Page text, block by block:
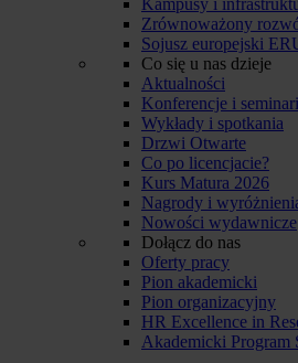
Zrównoważony
Sojusz europejski
Co się u nas dzieje
Aktualności
Konferencje i
Wykłady i spotkania
Drzwi Otwarte
Co po licencjacie?
Kurs Matura 2026
Nagrody i
Nowości wydawnicze
Dołącz do nas
Oferty pracy
Pion akademicki
Pion organizacyjny
HR Excellence in
Akademicki Program